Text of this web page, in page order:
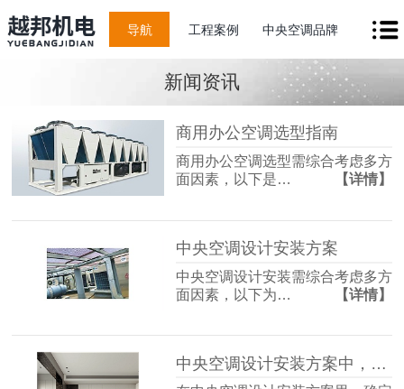
导航 工程案例 中央空调品牌
新闻资讯
商用办公空调选型指南
商用办公空调选型需综合考虑多方
面因素，以下是…
【详情】
中央空调设计安装方案
中央空调设计安装需综合考虑多方
面因素，以下为…
【详情】
中央空调设计安装方案中，如何确定空调系统的类型和规模？